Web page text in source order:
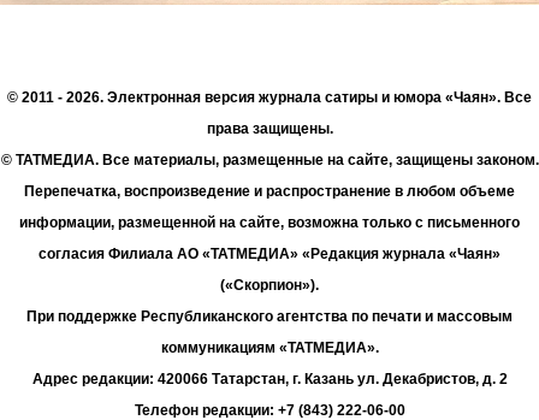
© 2011 - 2026. Электронная версия журнала сатиры и юмора «Чаян». Все
права защищены.
© ТАТМЕДИА. Все материалы, размещенные на сайте, защищены законом.
Перепечатка, воспроизведение и распространение в любом объеме
информации, размещенной на сайте, возможна только с письменного
согласия Филиала АО «ТАТМЕДИА» «Редакция журнала «Чаян»
(«Скорпион»).
При поддержке Республиканского агентства по печати и массовым
коммуникациям «ТАТМЕДИА».
Адрес редакции: 420066 Татарстан, г. Казань ул. Декабристов, д. 2
Телефон редакции: +7 (843) 222-06-00